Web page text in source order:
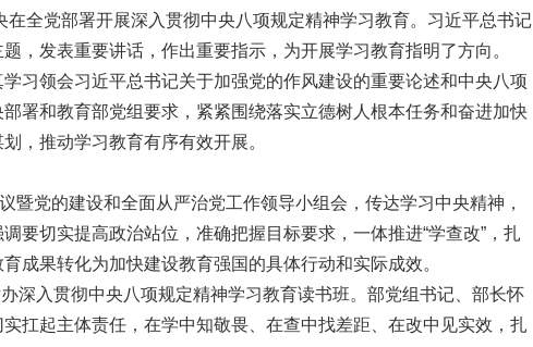
在全党部署开展深入贯彻中央八项规定精神学习教育。习近平总书记
，发表重要讲话，作出重要指示，为开展学习教育指明了方向。
习领会习近平总书记关于加强党的作风建设的重要论述和中央八项
署和教育部党组要求，紧紧围绕落实立德树人根本任务和奋进加快
，推动学习教育有序有效开展。
暨党的建设和全面从严治党工作领导小组会，传达学习中央精神，
要切实提高政治站位，准确把握目标要求，一体推进“学查改”，扎
成果转化为加快建设教育强国的具体行动和实际成效。
深入贯彻中央八项规定精神学习教育读书班。部党组书记、部长怀
扛起主体责任，在学中知敬畏、在查中找差距、在改中见实效，扎